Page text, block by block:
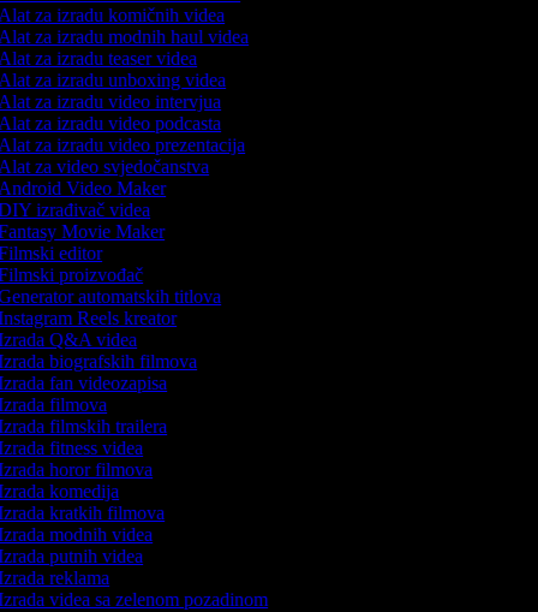
za izradu komičnih videa
za izradu modnih haul videa
za izradu teaser videa
za izradu unboxing videa
za izradu video intervjua
za izradu video podcasta
za izradu video prezentacija
za video svjedočanstva
Video Maker
izrađivač videa
Movie Maker
editor
proizvođač
automatskih titlova
Reels kreator
Q&A videa
biografskih filmova
fan videozapisa
filmova
filmskih trailera
fitness videa
horor filmova
komedija
kratkih filmova
modnih videa
putnih videa
reklama
videa sa zelenom pozadinom